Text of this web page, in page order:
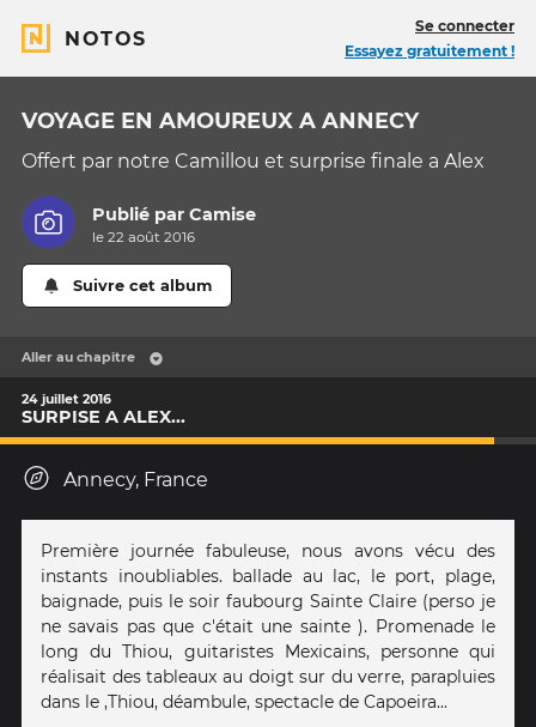
NOTOS
Se connecter
Essayez gratuitement !
VOYAGE EN AMOUREUX A ANNECY
Offert par notre Camillou et surprise finale a Alex
Publié parCamise
le 22 août 2016
Suivre cet album
Aller au chapitre
24 juillet 2016
SURPISE A ALEX...
Annecy, France
Première journée fabuleuse, nous avons vécu des
instants inoubliables. ballade au lac, le port, plage,
baignade, puis le soir faubourg Sainte Claire (perso je
ne savais pas que c'était une sainte ). Promenade le
long du Thiou, guitaristes Mexicains, personne qui
réalisait des tableaux au doigt sur du verre, parapluies
dans le ,Thiou, déambule, spectacle de Capoeira...